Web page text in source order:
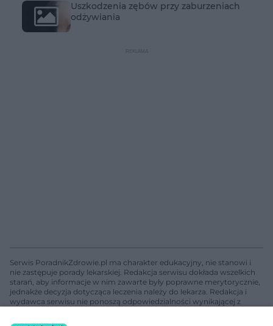
Uszkodzenia zębów przy zaburzeniach
odżywiania
Serwis PoradnikZdrowie.pl ma charakter edukacyjny, nie stanowi i
nie zastępuje porady lekarskiej. Redakcja serwisu dokłada wszelkich
starań, aby informacje w nim zawarte były poprawne merytorycznie,
jednakże decyzja dotycząca leczenia należy do lekarza. Redakcja i
wydawca serwisu nie ponoszą odpowiedzialności wynikającej z